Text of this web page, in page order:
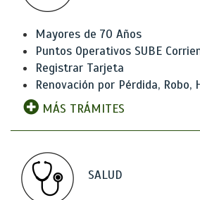
Mayores de 70 Años
Puntos Operativos SUBE
Registrar Tarjeta
Renovación por Pérdida, Robo,
MÁS TRÁMITES
SALUD